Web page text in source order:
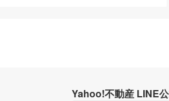
Yahoo!不動産 LINE